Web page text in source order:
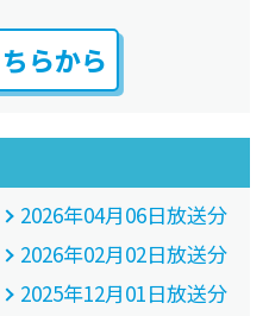
らから
2026年04月06日放送分
2026年02月02日放送分
2025年12月01日放送分